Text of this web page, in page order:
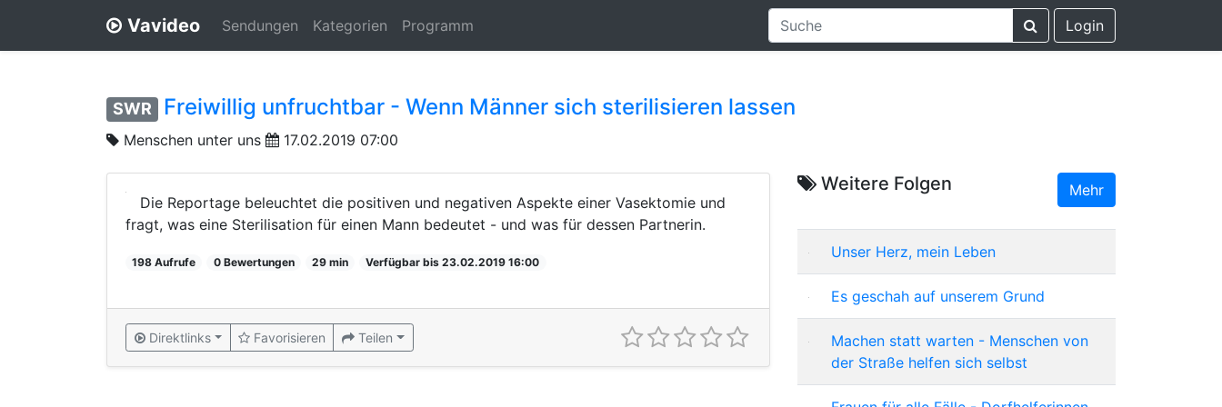
Vavideo Sendungen Kategorien Programm Login
SWR Freiwillig unfruchtbar - Wenn Männer sich sterilisieren lassen
Menschen unter uns 17.02.2019 07:00
Die Reportage beleuchtet die positiven und negativen Aspekte einer Vasektomie und
fragt, was eine Sterilisation für einen Mann bedeutet - und was für dessen Partnerin.
198 Aufrufe 0 Bewertungen 29 min Verfügbar bis 23.02.2019 16:00
Direktlinks Favorisieren Teilen
Weitere Folgen Mehr
Unser Herz, mein Leben
Es geschah auf unserem Grund
Machen statt warten - Menschen von
der Straße helfen sich selbst